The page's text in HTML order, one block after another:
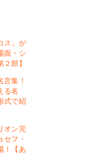
ス」が
面・シ
部】
言集！
る名
式で紹
オン完
セフ・
！【あ